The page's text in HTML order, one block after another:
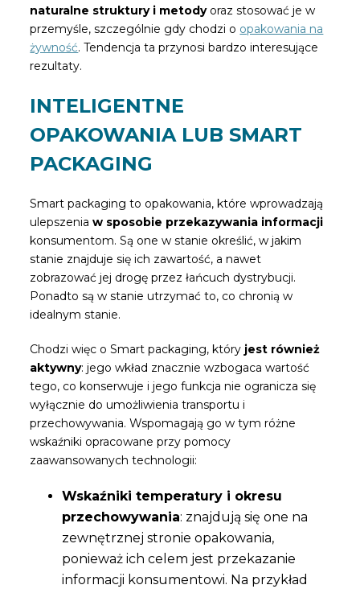
naturalne struktury i metodyoraz stosować je w
przemyśle, szczególnie gdy chodzi o opakowania na
żywność. Tendencja ta przynosi bardzo interesujące
rezultaty.
INTELIGENTNE
OPAKOWANIA LUB SMART
PACKAGING
Smart packaging to opakowania, które wprowadzają
ulepszeniaw sposobie przekazywania informacji
konsumentom. Są one w stanie określić, w jakim
stanie znajduje się ich zawartość, a nawet
zobrazować jej drogę przez łańcuch dystrybucji.
Ponadto są w stanie utrzymać to, co chronią w
idealnym stanie.
Chodzi więc o Smart packaging, który jest również
aktywny: jego wkład znacznie wzbogaca wartość
tego, co konserwuje i jego funkcja nie ogranicza się
wyłącznie do umożliwienia transportu i
przechowywania. Wspomagają go w tym różne
wskaźniki opracowane przy pomocy
zaawansowanych technologii:
Wskaźniki temperatury i okresu
przechowywania: znajdują się one na
zewnętrznej stronie opakowania,
ponieważ ich celem jest przekazanie
informacji konsumentowi. Na przykład